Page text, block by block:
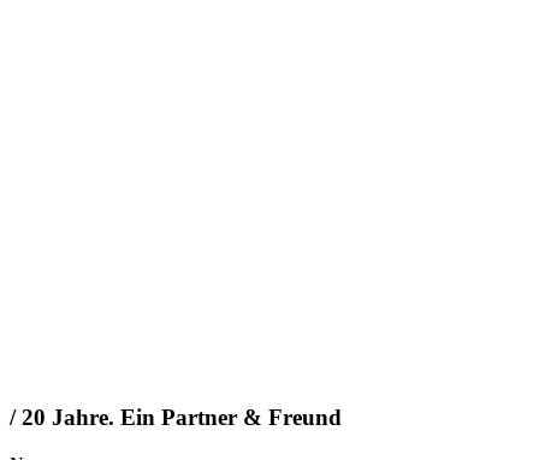
/ 20 Jahre. Ein Partner & Freund